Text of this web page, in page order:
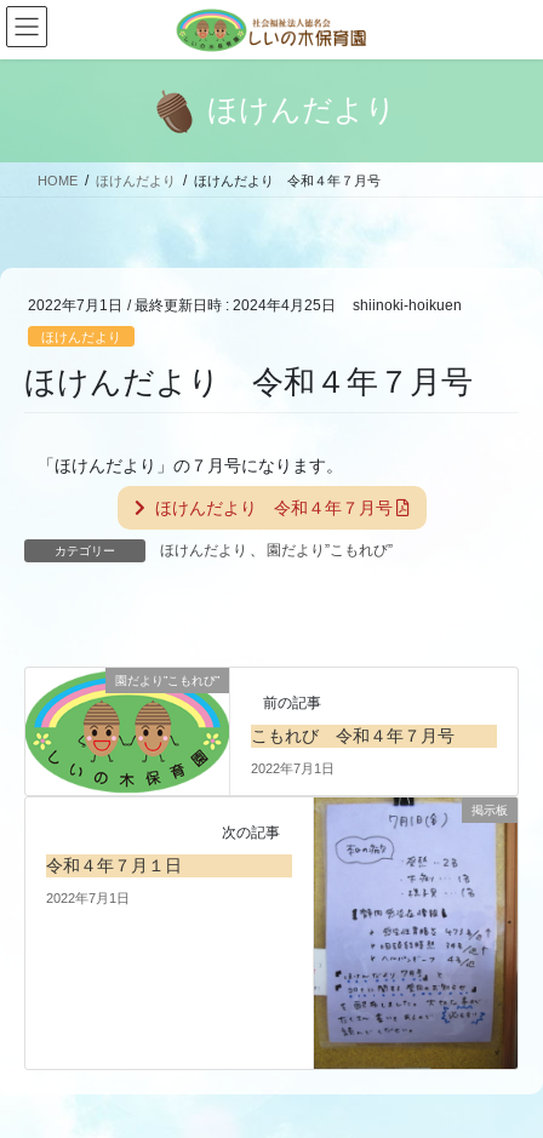
コ
ン
テ
ス
ナ
ビ
ゲ
ン
ほけんだより
HOME ほけんだより ほけんだより 令和４年７月号
2022年7月1日 / 最終更新日時 : 2024年4月25日 shiinoki-hoikuen
ほけんだより
ほけんだより 令和４年７月号
「ほけんだより」の７月号になります。
ほけんだより 令和４年７月号
カテゴリー ほけんだより 、 園だより”こもれび”
園だより”こもれび”
前の記事
こもれび 令和４年７月号
2022年7月1日
掲示板
次の記事
令和４年７月１日
2022年7月1日